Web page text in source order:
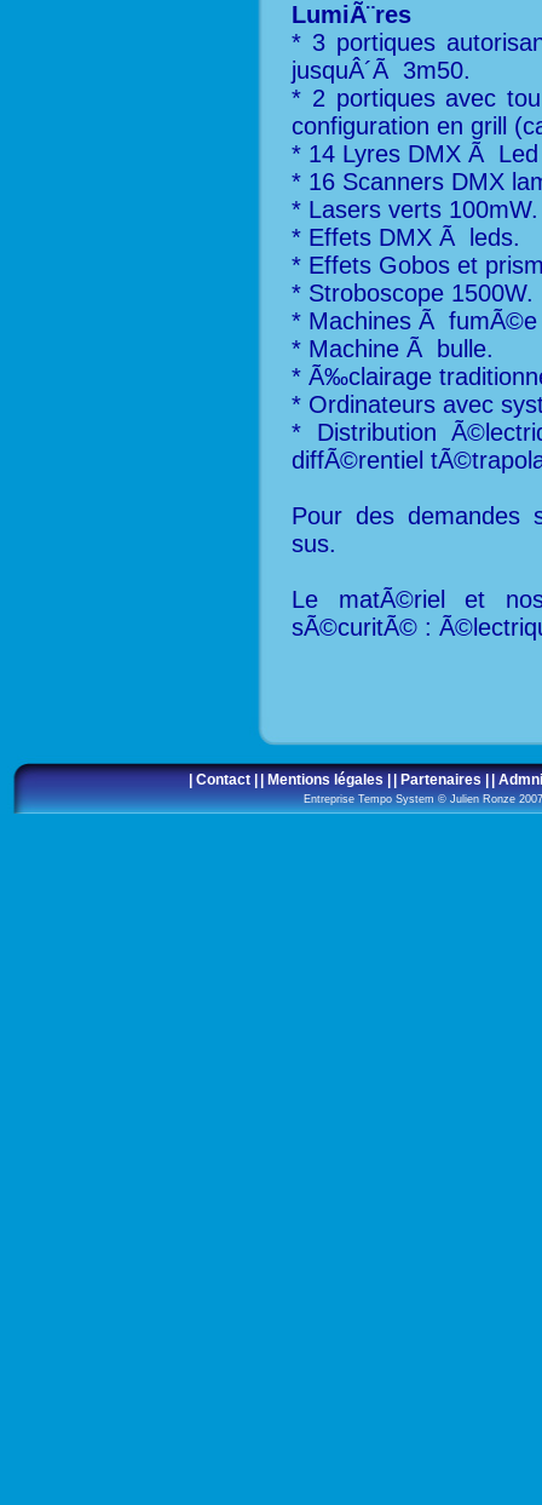
LumiÃ¨res
* 3 portiques
jusquÂ´Ã 3m50.
* 2 portiques avec
configuration en grill
* 14 Lyres DMX Ã
* 16 Scanners DMX
* Lasers verts 100mW.
* Effets DMX Ã leds.
* Effets Gobos et
* Stroboscope 1500W.
* Machines Ã
* Machine Ã bulle.
* Ã‰clairage
* Ordinateurs avec
* Distribution
diffÃ©rentiel
Pour des demandes
sus.
Le matÃ©riel et
sÃ©curitÃ© :
| Contact | | Mentions légales | | Partenaires | |
Entreprise Tempo System © Julien Ronze